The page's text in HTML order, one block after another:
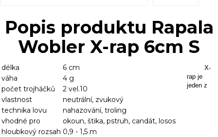
Popis produktu Rapala
Wobler X-rap 6cm S
délka
6 cm
váha
4 g
počet trojháčků
2 vel.10
vlastnost
neutrální, zvukový
technika lovu
nahazování, troling
vhodné pro
okoun, štika, pstruh, candát, losos
hloubkový rozsah 0,9 - 1,5 m
X-
rap je
jeden z